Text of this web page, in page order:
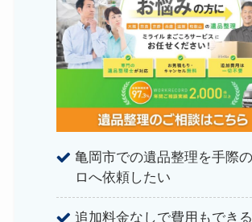
亀岡市での遺品整理を手際
ロへ依頼したい
追加料金なしで費用もでき